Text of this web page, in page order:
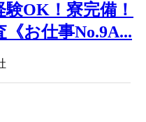
験OK！寮完備！
お仕事No.9A...